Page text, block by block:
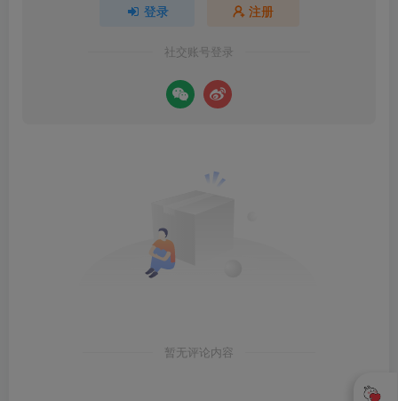
登录 注册
社交账号登录
暂无评论内容